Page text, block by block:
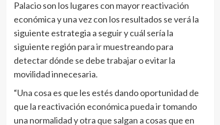
Palacio son los lugares con mayor reactivación
económica y una vez con los resultados se verá la
siguiente estrategia a seguir y cuál sería la
siguiente región para ir muestreando para
detectar dónde se debe trabajar o evitar la
movilidad innecesaria.
“Una cosa es que les estés dando oportunidad de
que la reactivación económica pueda ir tomando
una normalidad y otra que salgan a cosas que en